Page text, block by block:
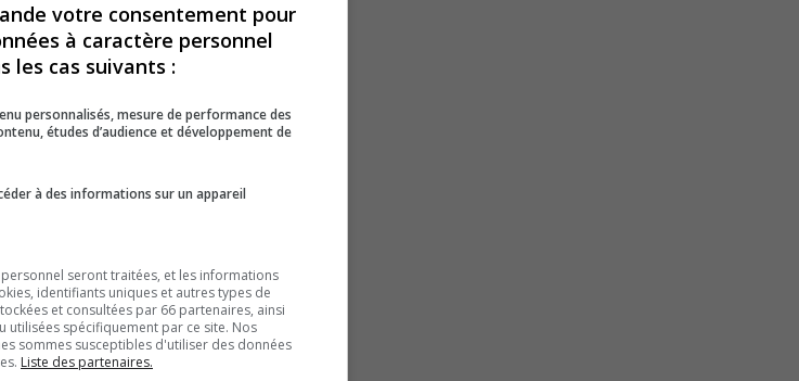
votre consentement pour
à caractère personnel
les cas suivants :
personnalisés, mesure de performance des
études d’audience et développement de
à des informations sur un appareil
seront traitées, et les informations
identifiants uniques et autres types de
et consultées par 66 partenaires, ainsi
utilisées spécifiquement par ce site. Nos
sommes susceptibles d'utiliser des données
Liste des partenaires.